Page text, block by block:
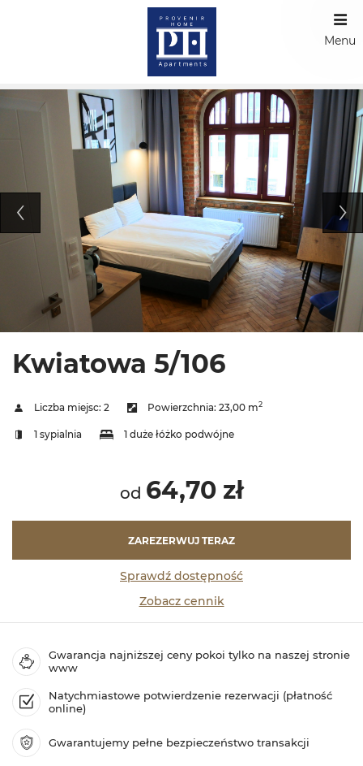
Menu
Kwiatowa 5/106
Liczba miejsc: 2 Powierzchnia: 23,00 m2
1 sypialnia 1 duże łóżko podwójne
od 64,70 zł
ZAREZERWUJ TERAZ
Sprawdź dostępność
Zobacz cennik
Gwarancja najniższej ceny pokoi tylko na naszej stronie
www
Natychmiastowe potwierdzenie rezerwacji (płatność
online)
Gwarantujemy pełne bezpieczeństwo transakcji